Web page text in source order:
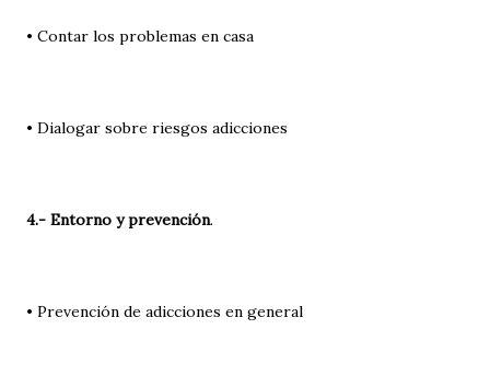
• Contar los problemas en casa
• Dialogar sobre riesgos adicciones
4.- Entorno y prevención.
• Prevención de adicciones en general